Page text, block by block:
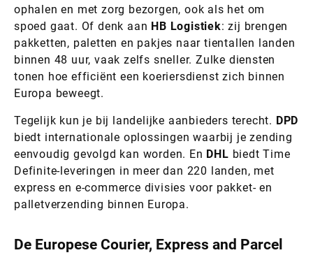
ophalen en met zorg bezorgen, ook als het om
spoed gaat. Of denk aan HB Logistiek: zij brengen
pakketten, paletten en pakjes naar tientallen landen
binnen 48 uur, vaak zelfs sneller. Zulke diensten
tonen hoe efficiënt een koeriersdienst zich binnen
Europa beweegt.
Tegelijk kun je bij landelijke aanbieders terecht. DPD
biedt internationale oplossingen waarbij je zending
eenvoudig gevolgd kan worden. En DHL biedt Time
Definite-leveringen in meer dan 220 landen, met
express en e-commerce divisies voor pakket- en
palletverzending binnen Europa.
De Europese Courier, Express and Parcel